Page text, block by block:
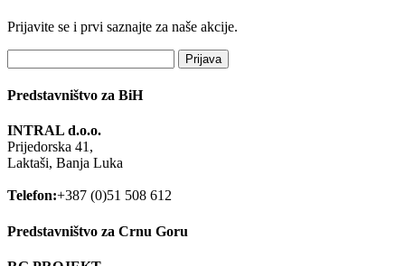
Prijavite se i prvi saznajte za naše akcije.
Predstavništvo za BiH
INTRAL d.o.o.
Prijedorska 41,
Laktaši, Banja Luka
Telefon:+387 (0)51 508 612
Predstavništvo za Crnu Goru